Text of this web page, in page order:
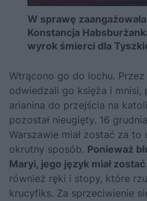
W sprawę
Konstancja
wyrok śmierci dla
Wtrącono go do lochu.
odwiedzali go księża i mnisi,
arianina do przejścia na
pozostał nieugięty. 16
Warszawie miał zostać za
okrutny sposób. Ponieważ
Maryi, jego język miał
również ręki i stopy, które
krucyfiks. Za sprzeciwienie